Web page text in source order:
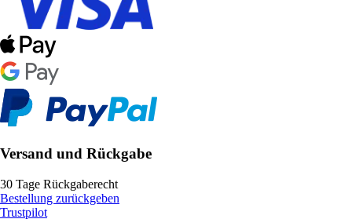
Versand und Rückgabe
30 Tage Rückgaberecht
Bestellung zurückgeben
Trustpilot